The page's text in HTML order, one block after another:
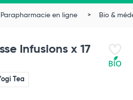
Parapharmacie en ligne Bio &
Infusions x 17
Tea